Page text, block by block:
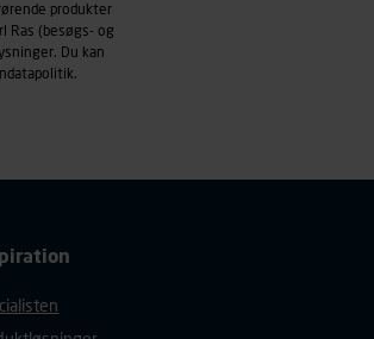
produkter
Ras (besøgs- og
Du kan
.